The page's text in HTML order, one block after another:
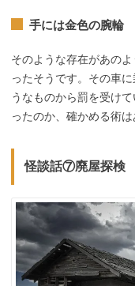
手には金色の腕輪
そのような存在があの
ったそうです。その車
うなものから罰を受け
ったのか、確かめる術は
怪談話⑦廃屋探検